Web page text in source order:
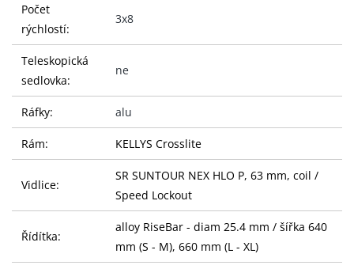
Počet
rýchlostí:
3x8
Teleskopická
sedlovka:
ne
Ráfky: alu
Rám: KELLYS Crosslite
Vidlice:
SR SUNTOUR NEX HLO P, 63 mm, coil /
Speed Lockout
Řídítka:
alloy RiseBar - diam 25.4 mm / šířka 640
mm (S - M), 660 mm (L - XL)